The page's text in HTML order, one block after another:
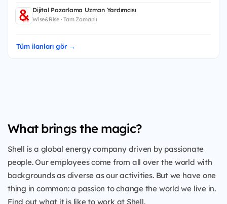
Dijital Pazarlama Uzman Yardımcısı
Wise&Rise · Tam Zamanlı
Tüm ilanları gör →
What brings the magic?
Shell is a global energy company driven by passionate
people. Our employees come from all over the world with
backgrounds as diverse as our activities. But we have one
thing in common: a passion to change the world we live in.
Find out what it is like to work at Shell.